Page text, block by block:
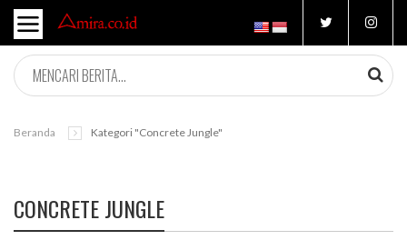
Beranda Kategori "concrete Jungle"
CONCRETE JUNGLE